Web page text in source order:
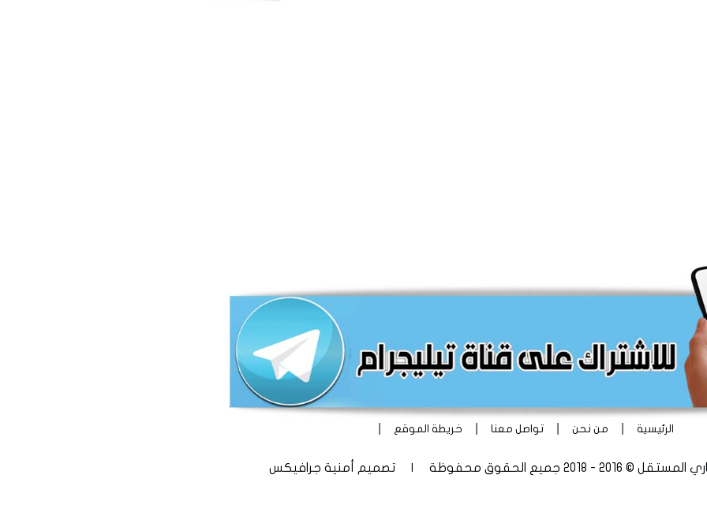
الرئيسية من نحن تواصل معنا خريطة الموقع
2018 جميع الحقوق محفوظة | تصميم أمنية جرافيكس